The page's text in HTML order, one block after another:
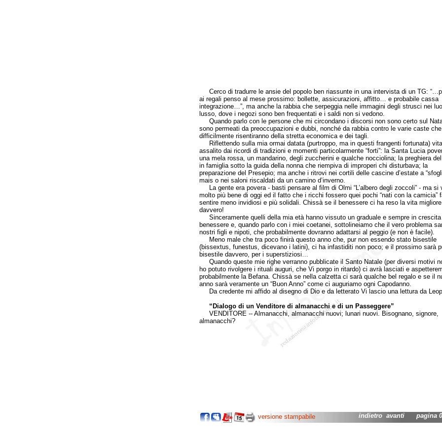
Cerco di tradurre le ansie del popolo ben riassunte in una intervista di un TG:
ai regali penso al mese prossimo: bollette, assicurazioni, affitto… e probabile cassa
integrazione…”, ma anche la rabbia che serpeggia nelle immagini degli strusci nei
lusso, dove i negozi sono ben frequentati e i saldi non si vedono.
Quando parlo con le persone che mi circondano i discorsi non sono certo sul
sono permeati da preoccupazioni e dubbi, nonché da rabbia contro le varie caste che
difficilmente risentiranno della stretta economica e dei tagli.
Riflettendo sulla mia ormai datata (purtroppo, ma in questi frangenti fortunata)
assalito dai ricordi di tradizioni e momenti particolarmente “forti”: la Santa Lucia
una mela rossa, un mandarino, degli zuccherini e qualche nocciolina; la preghiera
in famiglia sotto la guida della nonna che riempiva di improperi chi disturbava; la
preparazione del Presepio; ma anche i ritrovi nei cortili delle cascine d’estate a
mais o nei saloni riscaldati da un camino d’inverno.
La gente era povera - basti pensare al film di Olmi “L’albero degli zoccoli” - ma si
molto più bene di oggi ed il fatto che i ricchi fossero quei pochi “nati con la camicia”
sentire meno invidiosi e più solidali. Chissà se il benessere ci ha reso la vita migliore
davvero!
Sinceramente quelli della mia età hanno vissuto un graduale e sempre in crescita
benessere e, quando parlo con i miei coetanei, sottolineiamo che il vero problema
nostri figli e nipoti, che probabilmente dovranno adattarsi al peggio (e non è facile).
Meno male che tra poco finirà questo anno che, pur non essendo stato bisestile
(bissextus, funestus, dicevano i latini), ci ha infastiditi non poco; e il prossimo sarà
bisestile davvero, per i superstiziosi…
Quando queste mie righe verranno pubblicate il Santo Natale (per diversi motivi
ho potuto rivolgere i rituali auguri, che Vi porgo in ritardo) ci avrà lasciati e
probabilmente la Befana. Chissà se nella calzetta ci sarà qualche bel regalo e se il
anno sarà veramente un “Buon Anno” come ci auguriamo ogni Capodanno.
Da credente mi affido al disegno di Dio e da letterato Vi lascio una lettura da
“Dialogo di un Venditore di almanacchi e di un Passeggere”
VENDITORE -- Almanacchi, almanacchi nuovi; lunari nuovi. Bisognano, signore,
almanacchi?
versione stampabile indietro avantipagina